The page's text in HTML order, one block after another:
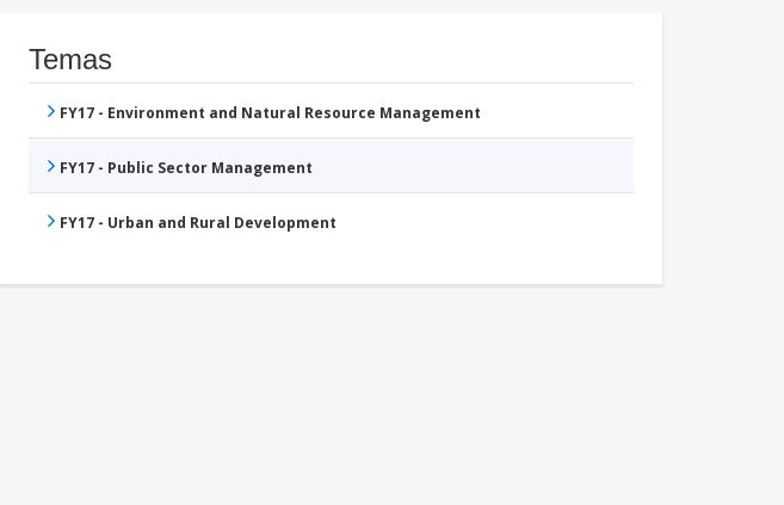
Temas
FY17 - Environment and Natural Resource Management
FY17 - Public Sector Management
FY17 - Urban and Rural Development